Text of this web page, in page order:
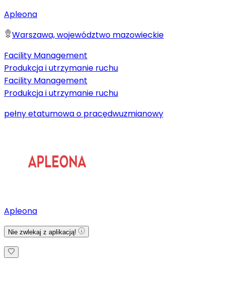
Apleona
Warszawa, województwo mazowieckie
Facility Management
Produkcja i utrzymanie ruchu
Facility Management
Produkcja i utrzymanie ruchu
pełny etatumowa o pracędwuzmianowy
Apleona
Nie zwlekaj z aplikacją!